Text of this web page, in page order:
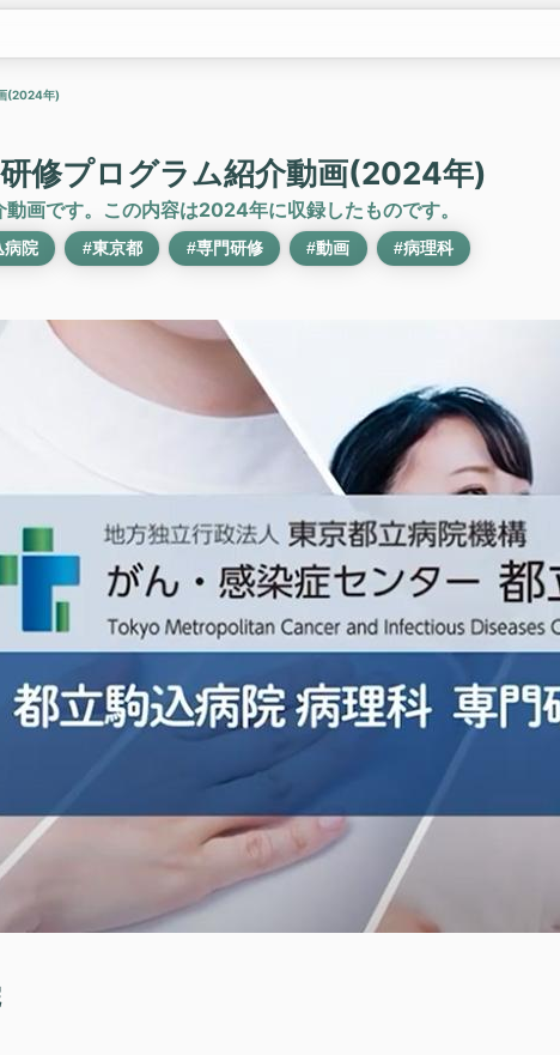
(2024年)
修プログラム紹介動画(2024年)
画です。この内容は2024年に収録したものです。
病院 #東京都 #専門研修 #動画 #病理科